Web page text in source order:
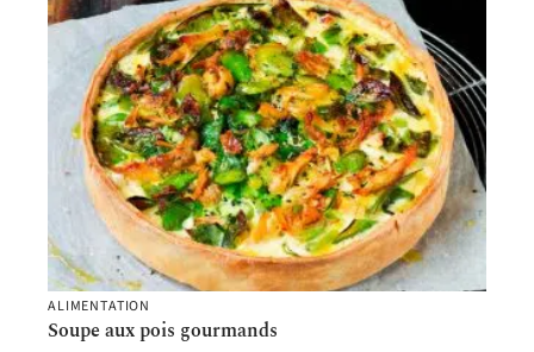
ALIMENTATION
Soupe aux pois gourmands